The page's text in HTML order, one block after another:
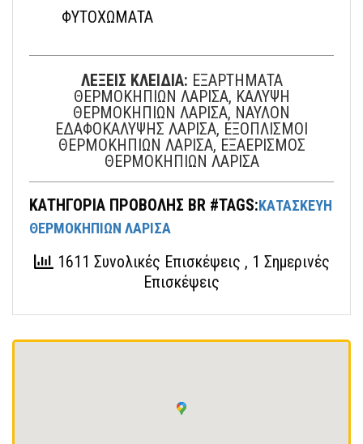
ΦΥΤΟΧΩΜΑΤΑ
ΛΕΞΕΙΣ ΚΛΕΙΔΙΑ: ΕΞΑΡΤΗΜΑΤΑ
ΘΕΡΜΟΚΗΠΙΩΝ ΛΑΡΙΣΑ, ΚΑΛΥΨΗ
ΘΕΡΜΟΚΗΠΙΩΝ ΛΑΡΙΣΑ, ΝΑΥΛΟΝ
ΕΔΑΦΟΚΑΛΥΨΗΣ ΛΑΡΙΣΑ, ΕΞΟΠΛΙΣΜΟΙ
ΘΕΡΜΟΚΗΠΙΩΝ ΛΑΡΙΣΑ, ΕΞΑΕΡΙΣΜΟΣ
ΘΕΡΜΟΚΗΠΙΩΝ ΛΑΡΙΣΑ
ΚΑΤΗΓΟΡΙΑ ΠΡΟΒΟΛΗΣ BR #TAGS:ΚΑΤΑΣΚΕΥΗ
ΘΕΡΜΟΚΗΠΙΩΝ ΛΑΡΙΣΑ
1611 Συνολικές Επισκέψεις , 1 Σημερινές
Επισκέψεις